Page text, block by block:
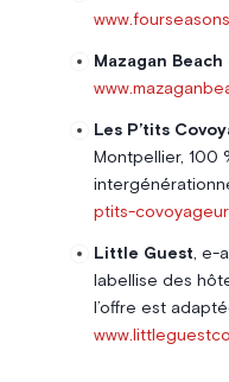
Mazagan Beach
Les P’tits
Montpellier, 100
ptits-
Little Guest ,
labellise des
l’offre est